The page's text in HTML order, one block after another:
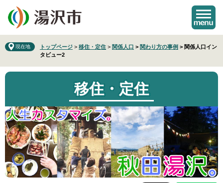
の
先
で
す
ー
を
ば
し
文
へ
現在地 トップページ > 移住・定住 > 関係人口 > 関わり方の事例 > 関係人口イン
タビュー2
移住・定住